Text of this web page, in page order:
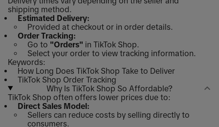
shipping method.
Estimated Delivery:
Provided at checkout or in order details.
Order Tracking:
Go to "Orders" in TikTok Shop.
Select your order to view tracking information.
Keywords:
How Long Does TikTok Shop Take to Deliver
TikTok Shop Order Tracking
Why Is TikTok Shop So Affordable?
TikTok Shop often offers lower prices due to:
Direct Sales Model:
Sellers can reduce costs by selling directly to
consumers.